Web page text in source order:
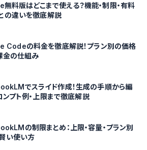
料版はどこまで使える？機能・制限・有料
の違いを徹底解説
Codeの料金を徹底解説！プラン別の価格
金の仕組み
でスライド作成！生成の手順から編
ンプト例・上限まで徹底解説
の制限まとめ：上限・容量・プラン別
い使い方